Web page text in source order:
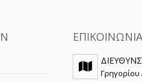
ΕΠΙΚΟΙΝΩΝΙΑ